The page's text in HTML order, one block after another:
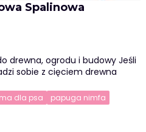
Spalinowa
drewna, ogrodu i budowy Jeśli
sobie z cięciem drewna
dla psa
papuga nimfa